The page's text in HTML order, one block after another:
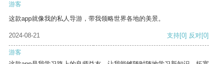
游客
这款app就像我的私人导游，带我领略世界各地的美景。
2024-08-21 支持[0] 反对[0]
游客